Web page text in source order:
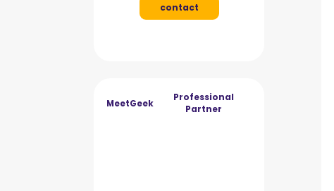
contact
MeetGeek
Professional
Partner